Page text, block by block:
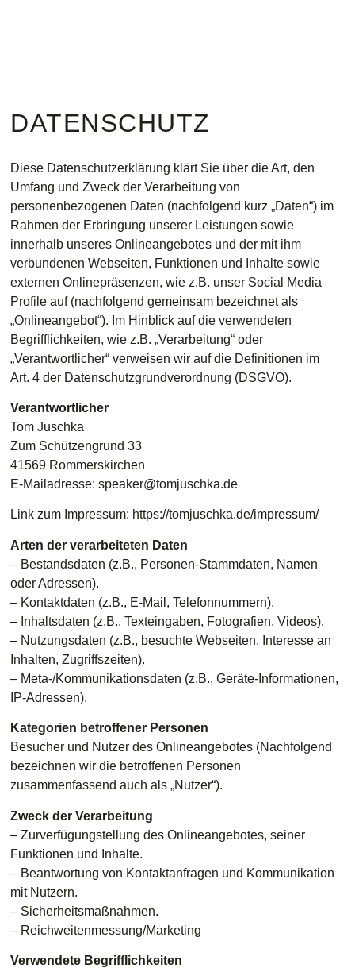
DATENSCHUTZ
Diese Datenschutzerklärung klärt Sie über die Art, den
Umfang und Zweck der Verarbeitung von
personenbezogenen Daten (nachfolgend kurz „Daten“) im
Rahmen der Erbringung unserer Leistungen sowie
innerhalb unseres Onlineangebotes und der mit ihm
verbundenen Webseiten, Funktionen und Inhalte sowie
externen Onlinepräsenzen, wie z.B. unser Social Media
Profile auf (nachfolgend gemeinsam bezeichnet als
„Onlineangebot“). Im Hinblick auf die verwendeten
Begrifflichkeiten, wie z.B. „Verarbeitung“ oder
„Verantwortlicher“ verweisen wir auf die Definitionen im
Art. 4 der Datenschutzgrundverordnung (DSGVO).
Verantwortlicher
Tom Juschka
Zum Schützengrund 33
41569 Rommerskirchen
E-Mailadresse: speaker@tomjuschka.de
Link zum Impressum: https://tomjuschka.de/impressum/
Arten der verarbeiteten Daten
– Bestandsdaten (z.B., Personen-Stammdaten, Namen
oder Adressen).
– Kontaktdaten (z.B., E-Mail, Telefonnummern).
– Inhaltsdaten (z.B., Texteingaben, Fotografien, Videos).
– Nutzungsdaten (z.B., besuchte Webseiten, Interesse an
Inhalten, Zugriffszeiten).
– Meta-/Kommunikationsdaten (z.B., Geräte-Informationen,
IP-Adressen).
Kategorien betroffener Personen
Besucher und Nutzer des Onlineangebotes (Nachfolgend
bezeichnen wir die betroffenen Personen
zusammenfassend auch als „Nutzer“).
Zweck der Verarbeitung
– Zurverfügungstellung des Onlineangebotes, seiner
Funktionen und Inhalte.
– Beantwortung von Kontaktanfragen und Kommunikation
mit Nutzern.
– Sicherheitsmaßnahmen.
– Reichweitenmessung/Marketing
Verwendete Begrifflichkeiten